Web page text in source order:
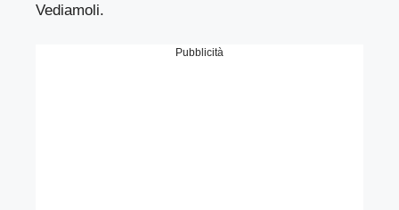
Vediamoli.
Pubblicità